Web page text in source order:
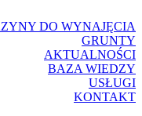
DO WYNAJĘCIA
GRUNTY
AKTUALNOŚCI
BAZA WIEDZY
USŁUGI
KONTAKT